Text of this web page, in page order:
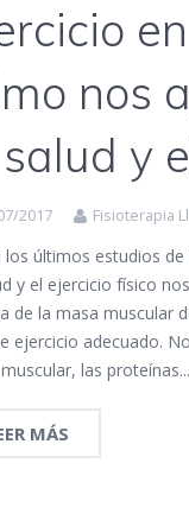
nos
y
2017 Fisioterapia
los últimos estudios
y el ejercicio físico
de la masa muscular
ejercicio adecuado.
las proteínas...
MÁS